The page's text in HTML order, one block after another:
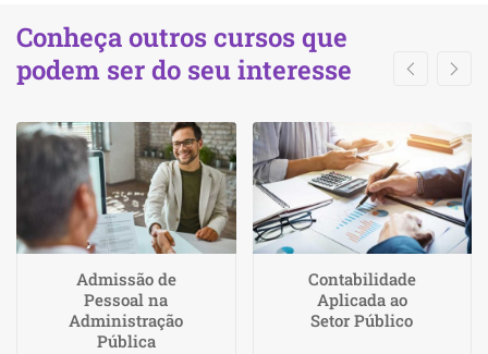
Conheça outros cursos que
podem ser do seu interesse
Admissão de
Pessoal na
Administração
Pública
Contabilidade
Aplicada ao
Setor Público